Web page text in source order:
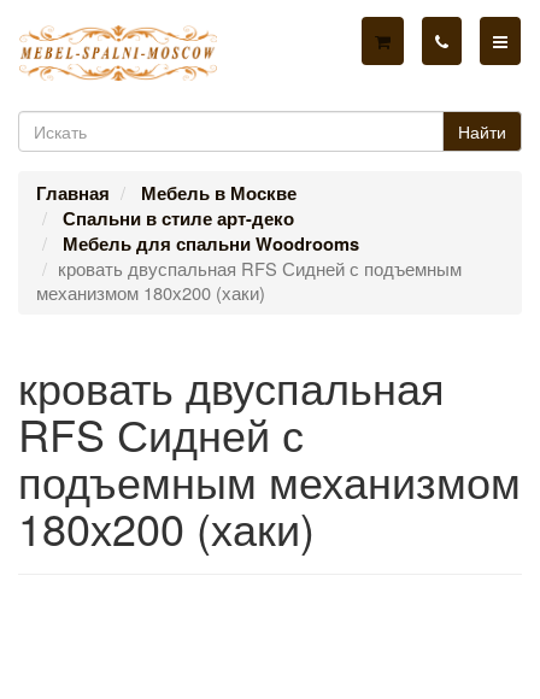
Найти
Главная
Мебель в Москве
Спальни в стиле арт-деко
Мебель для спальни Woodrooms
кровать двуспальная RFS Сидней с подъемным
механизмом 180х200 (хаки)
кровать двуспальная
RFS Сидней с
подъемным механизмом
180х200 (хаки)